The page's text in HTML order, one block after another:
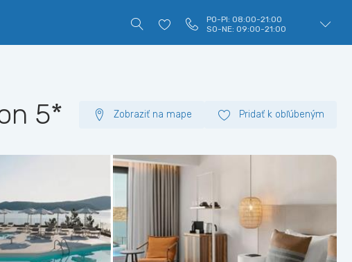
PO-PI: 08:00-21:00
SO-NE: 09:00-21:00
5* Zobraziť na mape Pridať k obľúbeným